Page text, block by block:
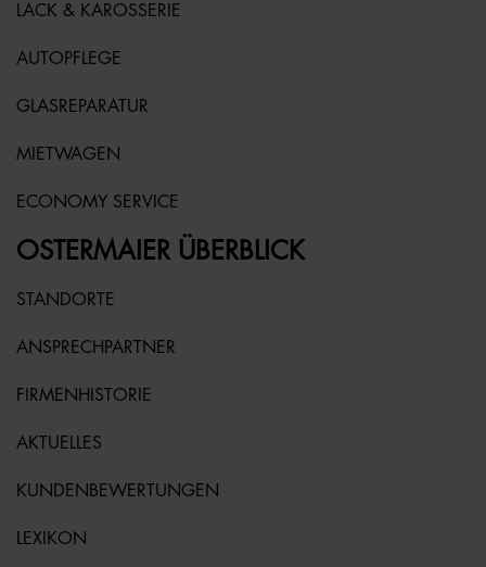
LACK & KAROSSERIE
AUTOPFLEGE
GLASREPARATUR
MIETWAGEN
ECONOMY SERVICE
OSTERMAIER ÜBERBLICK
STANDORTE
ANSPRECHPARTNER
FIRMENHISTORIE
AKTUELLES
KUNDENBEWERTUNGEN
LEXIKON